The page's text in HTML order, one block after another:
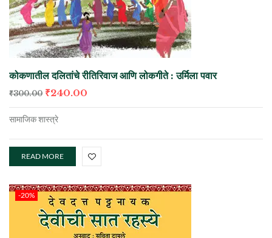
कोकणातील दलितांचे रीतिरिवाज आणि लोकगीते : उर्मिला पवार
₹300.00 ₹240.00
सामाजिक शास्त्रे
READ MORE
-20%